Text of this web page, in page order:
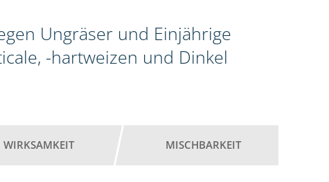
Ungräser und Einjährige
-hartweizen und Dinkel
WIRKSAMKEIT MISCHBARKEIT